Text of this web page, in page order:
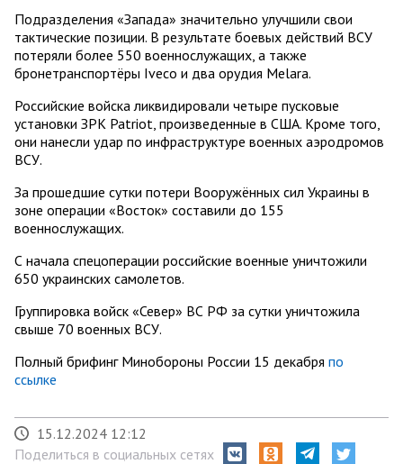
Подразделения «Запада» значительно улучшили свои
тактические позиции. В результате боевых действий ВСУ
потеряли более 550 военнослужащих, а также
бронетранспортёры Iveco и два орудия Melara.
Российские войска ликвидировали четыре пусковые
установки ЗРК Patriot, произведенные в США. Кроме того,
они нанесли удар по инфраструктуре военных аэродромов
ВСУ.
За прошедшие сутки потери Вооружённых сил Украины в
зоне операции «Восток» составили до 155
военнослужащих.
С начала спецоперации российские военные уничтожили
650 украинских самолетов.
Группировка войск «Север» ВС РФ за сутки уничтожила
свыше 70 военных ВСУ.
Полный брифинг Минобороны России 15 декабря по
ссылке
15.12.2024 12:12
Поделиться в социальных сетях